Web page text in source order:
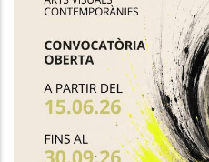
Neix "El Remolí",
Impulsar
Artistes Del